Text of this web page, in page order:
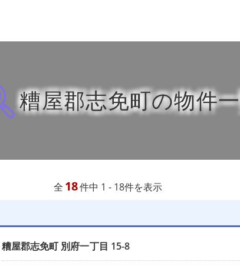
糟屋郡志免町の物件
全 18件中 1 - 18件を表示
糟屋郡志免町 別府一丁目 15-8